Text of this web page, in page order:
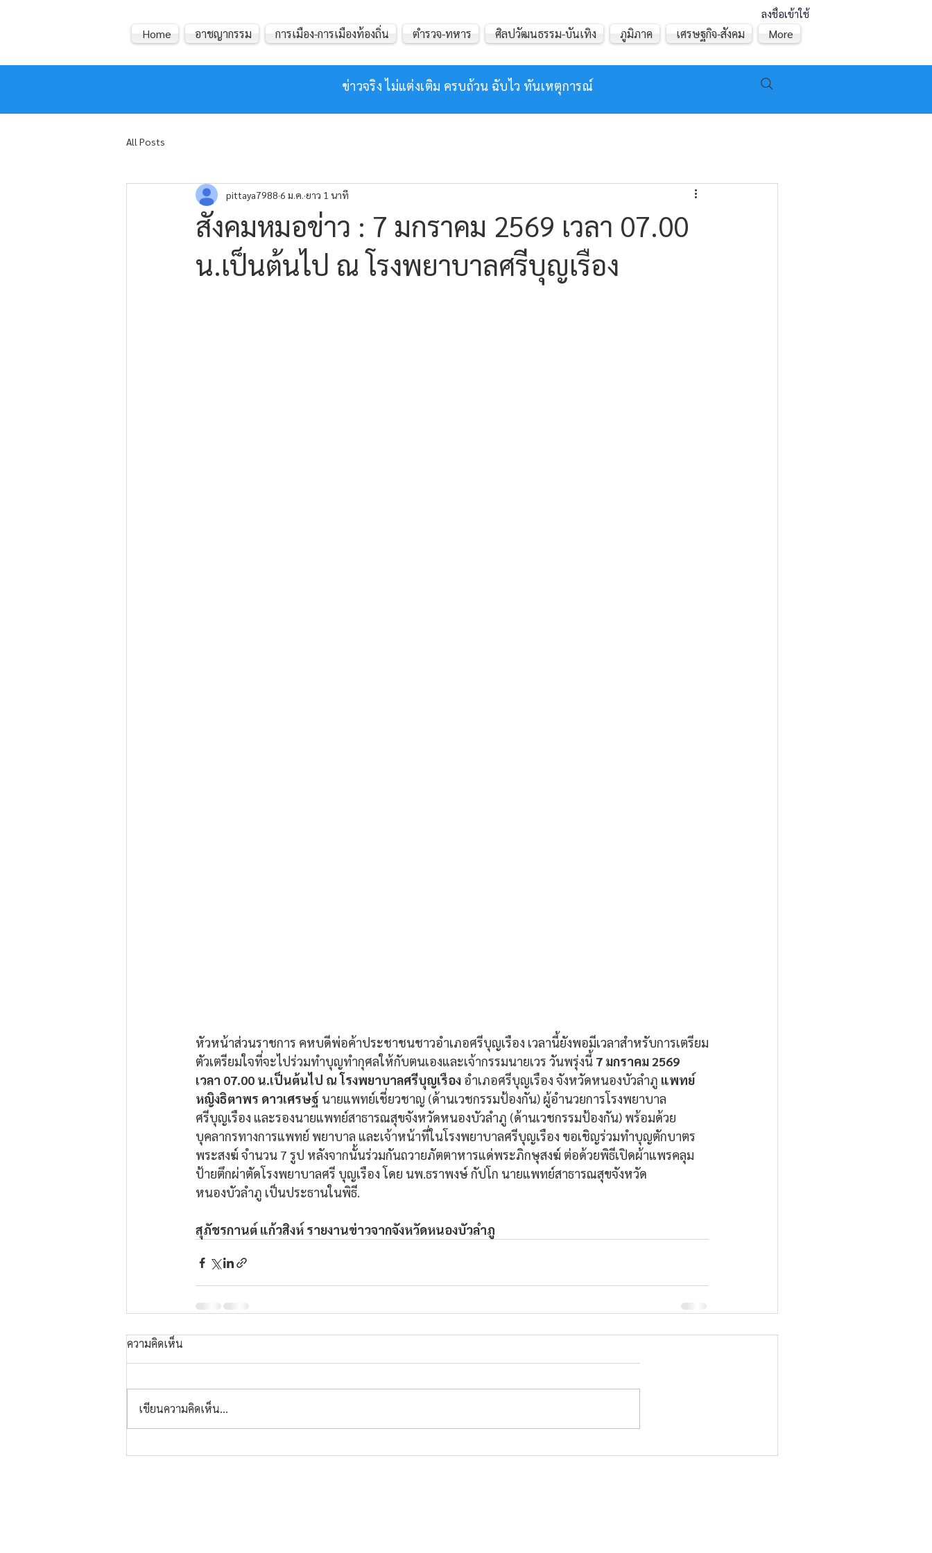
ลงชื่อเข้าใช้
ข่าวจริง ไม่แต่งเติม ครบถ้วน ฉับไว ทันเหตุการณ์
Home อาชญากรรม การเมือง-การเมืองท้องถิ่น ตำรวจ-ทหาร ศิลปวัฒนธรรม-บันเทิง ภูมิภาค เศรษฐกิจ-สังคม More
All Posts
สังคมหมอข่าว : 7 มกราคม 2569 เวลา 07.00
น.เป็นต้นไป ณ โรงพยาบาลศรีบุญเรือง
pittaya7988 6 ม.ค. ยาว 1 นาที
หัวหน้าส่วนราชการ คหบดีพ่อค้าประชาชนชาวอำเภอศรีบุญเรือง เวลานี้ยังพอมีเวลาสำหรับการเตรียม
ตัวเตรียมใจที่จะไปร่วมทำบุญทำกุศลให้กับตนเองและเจ้ากรรมนายเวร วันพรุ่งนี้ 7 มกราคม 2569
เวลา 07.00 น.เป็นต้นไป ณ โรงพยาบาลศรีบุญเรือง อำเภอศรีบุญเรือง จังหวัดหนองบัวลำภู แพทย์
หญิงธิตาพร ดาวเศรษฐ์ นายแพทย์เชี่ยวชาญ (ด้านเวชกรรมป้องกัน) ผู้อำนวยการโรงพยาบาล
ศรีบุญเรือง และรองนายแพทย์สาธารณสุขจังหวัดหนองบัวลำภู (ด้านเวชกรรมป้องกัน) พร้อมด้วย
บุคลากรทางการแพทย์ พยาบาล และเจ้าหน้าที่ในโรงพยาบาลศรีบุญเรือง ขอเชิญร่วมทำบุญตักบาตร
พระสงฆ์ จำนวน 7 รูป หลังจากนั้นร่วมกันถวายภัตตาหารแด่พระภิกษุสงฆ์ ต่อด้วยพิธีเปิดผ้าแพรคลุม
ป้ายตึกผ่าตัดโรงพยาบาลศรี บุญเรือง โดย นพ.ธราพงษ์ กัปโก นายแพทย์สาธารณสุขจังหวัด
หนองบัวลำภู เป็นประธานในพิธี.
สุภัชรกานต์ แก้วสิงห์ รายงานข่าวจากจังหวัดหนองบัวลำภู
ความคิดเห็น
เขียนความคิดเห็น…